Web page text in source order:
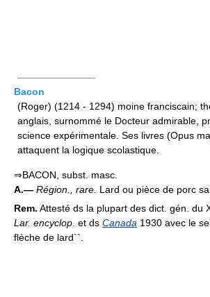
————————
Bacon
(Roger) (1214 - 1294) moine franciscain;
anglais, surnommé le Docteur admirable,
science expérimentale. Ses livres (Opus
attaquent la logique scolastique.
⇒BACON, subst. masc.
A.— Région., rare. Lard ou pièce de porc
Rem. Attesté ds la plupart des dict. gén. du
Lar. encyclop. et ds Canada 1930 avec le
flèche de lard``.